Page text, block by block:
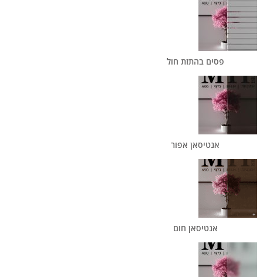
פסים בהתזת חול
אנטיסאן אפור
אנטיסאן חום